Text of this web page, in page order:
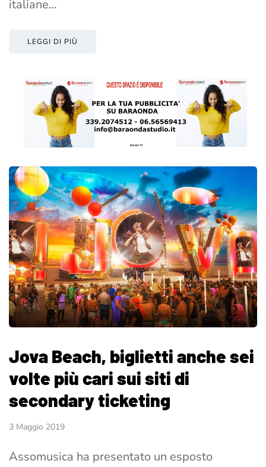
italiane…
LEGGI DI PIÙ
Jova Beach, biglietti anche sei
volte più cari sui siti di
secondary ticketing
3 Maggio 2019
Assomusica ha presentato un esposto